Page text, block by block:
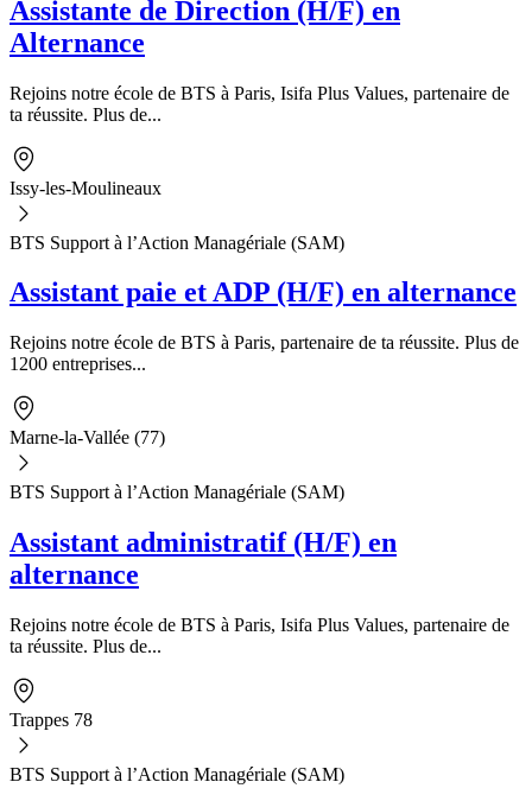
Assistante de Direction (H/F) en
Alternance
Rejoins notre école de BTS à Paris, Isifa Plus Values, partenaire de
ta réussite. Plus de...
Issy-les-Moulineaux
BTS Support à l’Action Managériale (SAM)
Assistant paie et ADP (H/F) en alternance
Rejoins notre école de BTS à Paris, partenaire de ta réussite. Plus de
1200 entreprises...
Marne-la-Vallée (77)
BTS Support à l’Action Managériale (SAM)
Assistant administratif (H/F) en
alternance
Rejoins notre école de BTS à Paris, Isifa Plus Values, partenaire de
ta réussite. Plus de...
Trappes 78
BTS Support à l’Action Managériale (SAM)